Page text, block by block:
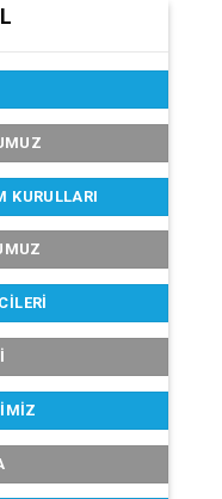
KURULLARI